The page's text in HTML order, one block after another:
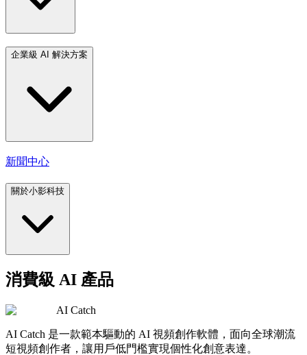
企業級 AI 解決方案
新聞中心
關於小影科技
消費級 AI 產品
AI Catch
AI Catch 是一款範本驅動的 AI 視頻創作軟體，面向全球潮流
短視頻創作者，讓用戶低門檻實現個性化創意表達。